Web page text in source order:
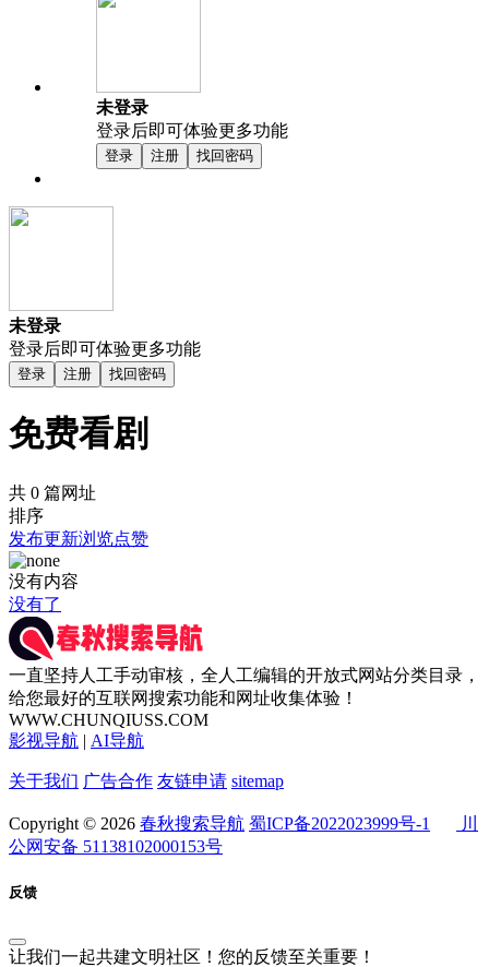
未登录
登录后即可体验更多功能
登录 注册 找回密码
未登录
登录后即可体验更多功能
登录 注册 找回密码
免费看剧
共 0 篇网址
排序
发布更新浏览点赞
没有内容
没有了
一直坚持人工手动审核，全人工编辑的开放式网站分类目录，
给您最好的互联网搜索功能和网址收集体验！
WWW.CHUNQIUSS.COM
影视导航 | AI导航
关于我们 广告合作 友链申请 sitemap
Copyright © 2026 春秋搜索导航 蜀ICP备2022023999号-1
川
公网安备 51138102000153号
反馈
让我们一起共建文明社区！您的反馈至关重要！